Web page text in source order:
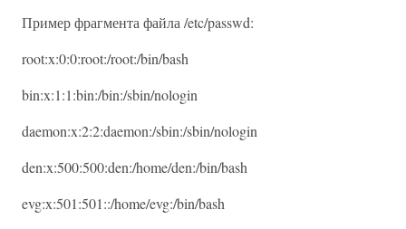
Пример фрагмента файла /etc/passwd:
root:x:0:0:root:/root:/bin/bash
bin:x:1:1:bin:/bin:/sbin/nologin
daemon:x:2:2:daemon:/sbin:/sbin/nologin
den:x:500:500:den:/home/den:/bin/bash
evg:x:501:501::/home/evg:/bin/bash